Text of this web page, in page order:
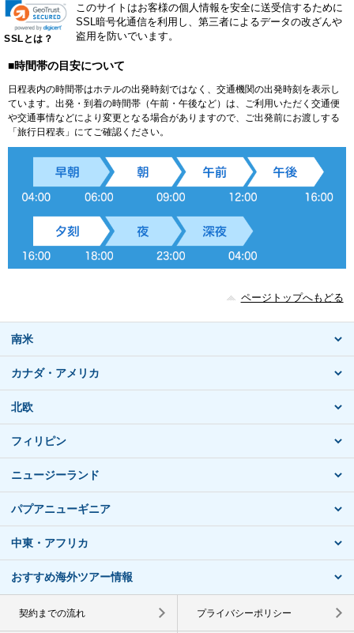
SSLとは？
このサイトはお客様の個人情報を安全に送受信するために
SSL暗号化通信を利用し、第三者によるデータの改ざんや
盗用を防いでいます。
■時間帯の目安について
日程表内の時間帯はホテルの出発時刻ではなく、交通機関の出発時刻を表示し
ています。出発・到着の時間帯（午前・午後など）は、ご利用いただく交通便
や交通事情などにより変更となる場合がありますので、ご出発前にお渡しする
「旅行日程表」にてご確認ください。
ページトップへもどる
南米
カナダ・アメリカ
北欧
フィリピン
ニュージーランド
パプアニューギニア
中東・アフリカ
おすすめ海外ツアー情報
契約までの流れ プライバシーポリシー